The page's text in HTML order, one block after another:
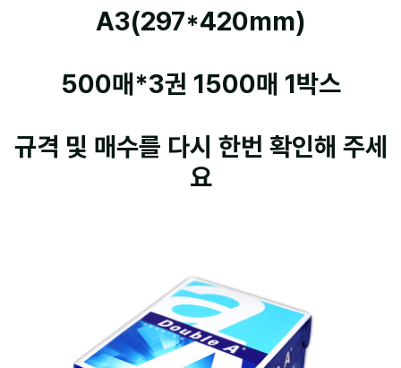
A3(297*420mm)
500매*3권 1500매 1박스
규격 및 매수를 다시 한번 확인해 주세
요